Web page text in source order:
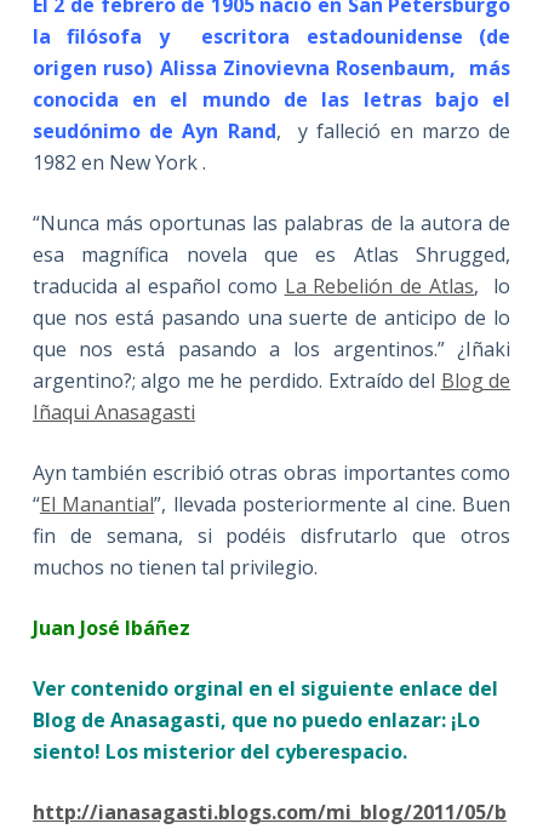
la filósofa y escritora estadounidense (de
origen ruso) Alissa Zinovievna Rosenbaum, más
conocida en el mundo de las letras bajo el
seudónimo de Ayn Rand, y falleció en marzo de
1982 en New York .
“Nunca más oportunas las palabras de la autora de
esa magnífica novela que es Atlas Shrugged,
traducida al español como La Rebelión de Atlas, lo
que nos está pasando una suerte de anticipo de lo
que nos está pasando a los argentinos.” ¿Iñaki
argentino?; algo me he perdido. Extraído del Blog de
Iñaqui Anasagasti
Ayn también escribió otras obras importantes como
“El Manantial”, llevada posteriormente al cine. Buen
fin de semana, si podéis disfrutarlo que otros
muchos no tienen tal privilegio.
Juan José Ibáñez
Ver contenido orginal en el siguiente enlace del
Blog de Anasagasti, que no puedo enlazar: ¡Lo
siento! Los misterior del cyberespacio.
http://ianasagasti.blogs.com/mi_blog/2011/05/b